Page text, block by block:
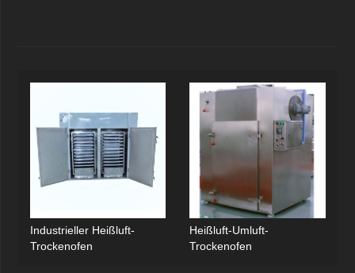
Industrieller Heißluft-
Trockenofen
Heißluft-Umluft-
Trockenofen